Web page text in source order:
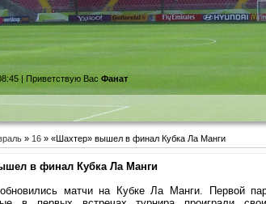
| Приветствую Вас Фанат
» 16 » «Шахтер» вышел в финал Кубка Ла Манги
в финал Кубка Ла Манги
матчи на Кубке Ла Манги. Первой